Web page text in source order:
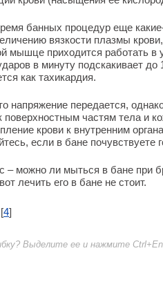
банных процедур еще
вязкости плазмы
мышце приходится работать
в минуту подскакивает до
как тахикардия.
напряжение передается,
поверхностным частям тела и
крови к внутренним
если в бане почувствуете
– можно ли мыться в бане при
лечить его в бане не стоит.
4]
Выделите ее и нажмите